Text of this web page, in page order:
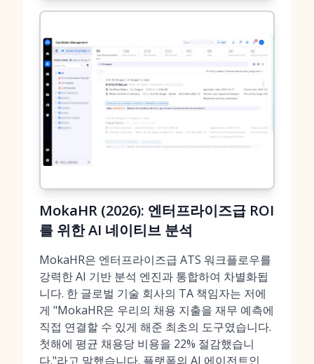
MokaHR (2026): 엔터프라이즈급 ROI
를 위한 AI 네이티브 분석
MokaHR은 엔터프라이즈급 ATS 워크플로우를
강력한 AI 기반 분석 엔진과 통합하여 차별화됩
니다. 한 글로벌 기술 회사의 TA 책임자는 저에
게 "MokaHR은 우리의 채용 지출을 재무 예측에
직접 연결할 수 있게 해준 최초의 도구였습니다.
첫해에 평균 채용당 비용을 22% 절감했습니
다."라고 말했습니다. 플랫폼의 AI 에이전트인